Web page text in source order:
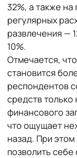
32%, а также на
регулярных
развлечения —
10%.
Отмечается,
становится
респондентов
средств
финансового
что ощущает
назад. При
позволить